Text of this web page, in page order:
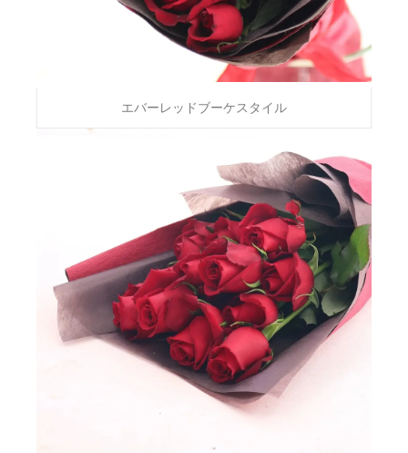
エバーレッドブーケスタイル